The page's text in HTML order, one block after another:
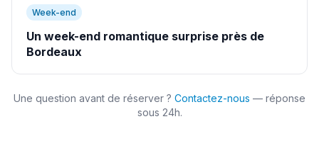
Week-end
Un week-end romantique surprise près de
Bordeaux
Une question avant de réserver ? Contactez-nous — réponse
sous 24h.